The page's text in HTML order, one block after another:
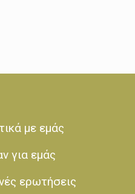
με εμάς
για εμάς
ερωτήσεις